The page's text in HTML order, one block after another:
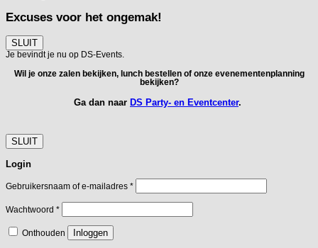
Excuses voor het ongemak!
SLUIT
Je bevindt je nu op DS-Events.
Wil je onze zalen bekijken, lunch bestellen of onze evenementenplanning
bekijken?
Ga dan naar DS Party- en Eventcenter.
SLUIT
Login
Gebruikersnaam of e-mailadres *Vereist
Wachtwoord *Vereist
Onthouden Inloggen